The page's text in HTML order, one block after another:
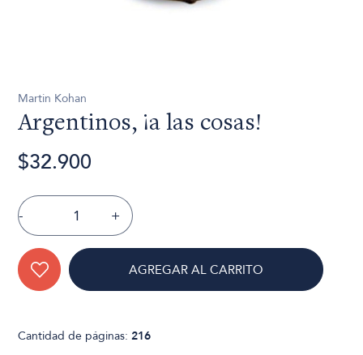
Martin Kohan
Argentinos, ¡a las cosas!
$32.900
- +
AGREGAR AL CARRITO
Cantidad de páginas:216